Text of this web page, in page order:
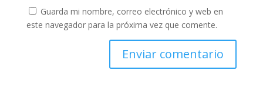
Guarda mi nombre, correo electrónico y web en
este navegador para la próxima vez que comente.